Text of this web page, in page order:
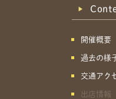
開催概要
過去の様
交通アク
出店情報